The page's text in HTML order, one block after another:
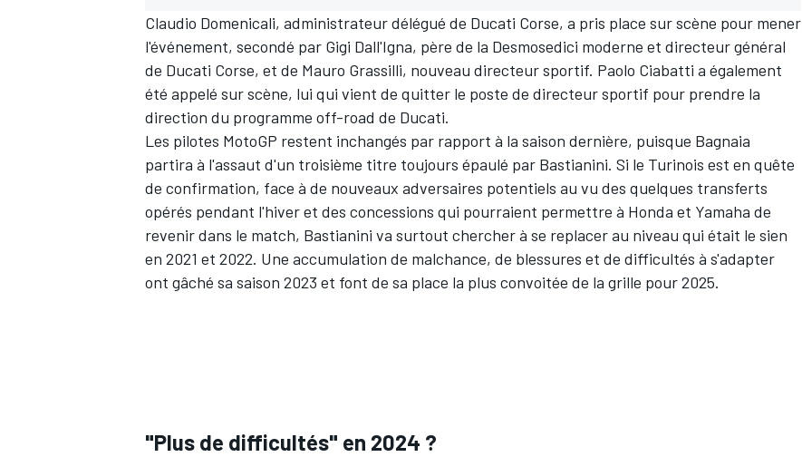
AUTRES CHAMPIONNATS
Claudio Domenicali, administrateur délégué de Ducati Corse, a pris place sur scène pour mener
l'événement, secondé par Gigi Dall'Igna, père de la Desmosedici moderne et directeur général
de Ducati Corse, et de Mauro Grassilli, nouveau directeur sportif. Paolo Ciabatti a également
été appelé sur scène, lui qui vient de quitter le poste de directeur sportif pour prendre la
direction du programme off-road de Ducati.
Les pilotes MotoGP restent inchangés par rapport à la saison dernière, puisque Bagnaia
partira à l'assaut d'un troisième titre toujours épaulé par Bastianini. Si le Turinois est en quête
de confirmation, face à de nouveaux adversaires potentiels au vu des quelques transferts
opérés pendant l'hiver et des concessions qui pourraient permettre à Honda et Yamaha de
revenir dans le match, Bastianini va surtout chercher à se replacer au niveau qui était le sien
en 2021 et 2022. Une accumulation de malchance, de blessures et de difficultés à s'adapter
ont gâché sa saison 2023 et font de sa place la plus convoitée de la grille pour 2025.
"Plus de difficultés" en 2024 ?